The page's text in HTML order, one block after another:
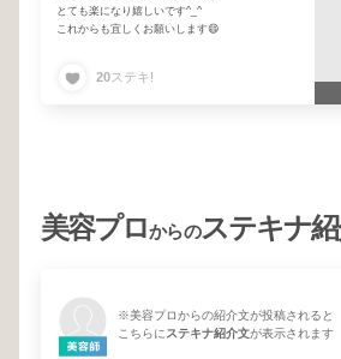
とても楽になり嬉しいです^_^
これからも宜しくお願いします😄
20ステキ!
美容プロからのステキナ
※美容プロからの紹介文が投稿されると
こちらにステキナ紹介文が表示されます